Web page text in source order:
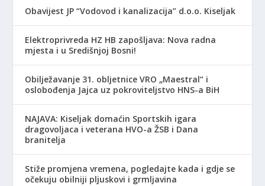
Obavijest JP “Vodovod i kanalizacija” d.o.o. Kiseljak
Elektroprivreda HZ HB zapošljava: Nova radna
mjesta i u Središnjoj Bosni!
Obilježavanje 31. obljetnice VRO „Maestral“ i
oslobođenja Jajca uz pokroviteljstvo HNS-a BiH
NAJAVA: Kiseljak domaćin Sportskih igara
dragovoljaca i veterana HVO-a ŽSB i Dana
branitelja
Stiže promjena vremena, pogledajte kada i gdje se
očekuju obilniji pljuskovi i grmljavina